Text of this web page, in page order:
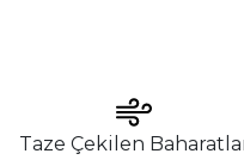
Taze Çekilen